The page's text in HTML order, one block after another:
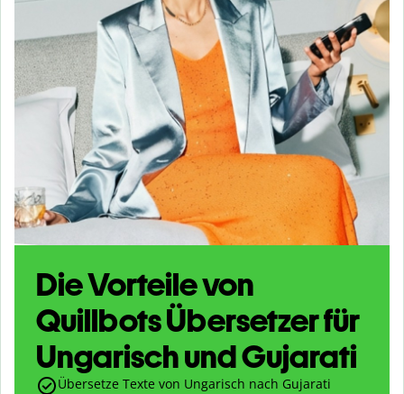
Die Vorteile von
Quillbots Übersetzer für
Ungarisch und Gujarati
Übersetze Texte von Ungarisch nach Gujarati